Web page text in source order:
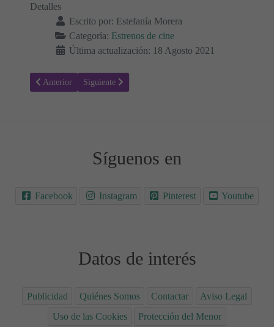
Detalles
Escrito por: Estefanía Morera
Categoría: Estrenos de cine
Última actualización: 18 Agosto 2021
Artículo anterior: Ice Road - Sinopsis y Trailer
Anterior Artículo siguiente: Snake Eyes: El origen - Sinopsis y
Siguiente
Síguenos en
Facebook Instagram Pinterest Youtube
Datos de interés
Publicidad Quiénes Somos Contactar
Aviso Legal
Uso de las Cookies
Protección del Menor